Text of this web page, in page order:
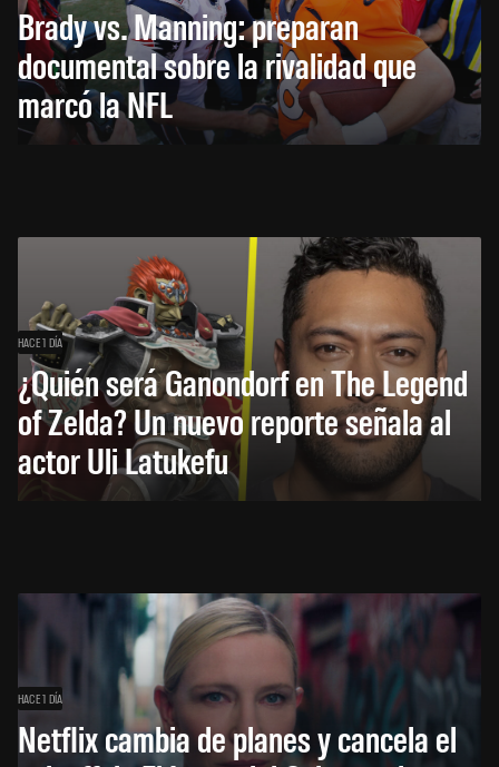
Brady vs. Manning: preparan
documental sobre la rivalidad que
marcó la NFL
HACE 1 DÍA
¿Quién será Ganondorf en The Legend
of Zelda? Un nuevo reporte señala al
actor Uli Latukefu
HACE 1 DÍA
Netflix cambia de planes y cancela el